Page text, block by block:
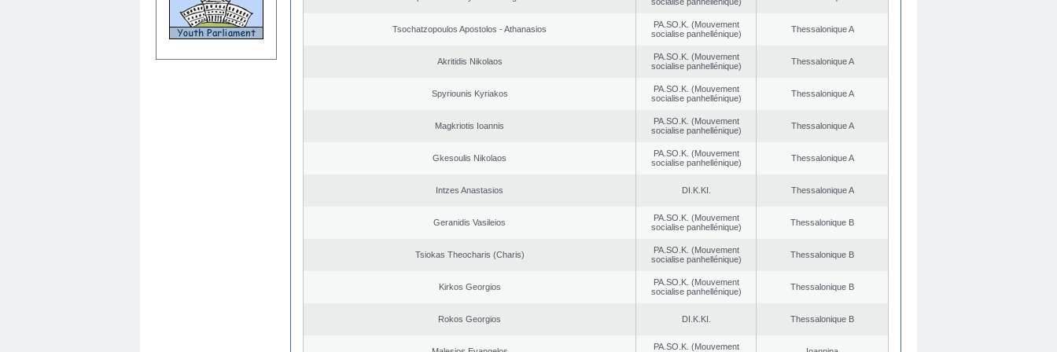
Tsochatzopoulos Apostolos - Athanasios
PA.SO.K. (Mouvement
socialise panhellénique)
Thessalonique A
Akritidis Nikolaos
PA.SO.K. (Mouvement
socialise panhellénique)
Thessalonique A
Spyriounis Kyriakos
PA.SO.K. (Mouvement
socialise panhellénique)
Thessalonique A
Magkriotis Ioannis
PA.SO.K. (Mouvement
socialise panhellénique)
Thessalonique A
Gkesoulis Nikolaos
PA.SO.K. (Mouvement
socialise panhellénique)
Thessalonique A
Intzes Anastasios DI.K.KI. Thessalonique A
Geranidis Vasileios
PA.SO.K. (Mouvement
socialise panhellénique)
Thessalonique B
Tsiokas Theocharis (Charis)
PA.SO.K. (Mouvement
socialise panhellénique)
Thessalonique B
Kirkos Georgios
PA.SO.K. (Mouvement
socialise panhellénique)
Thessalonique B
Rokos Georgios DI.K.KI. Thessalonique B
PA.SO.K. (Mouvement